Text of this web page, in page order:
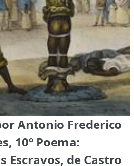
Antonio Frederico
10º Poema:
Escravos, de Castro